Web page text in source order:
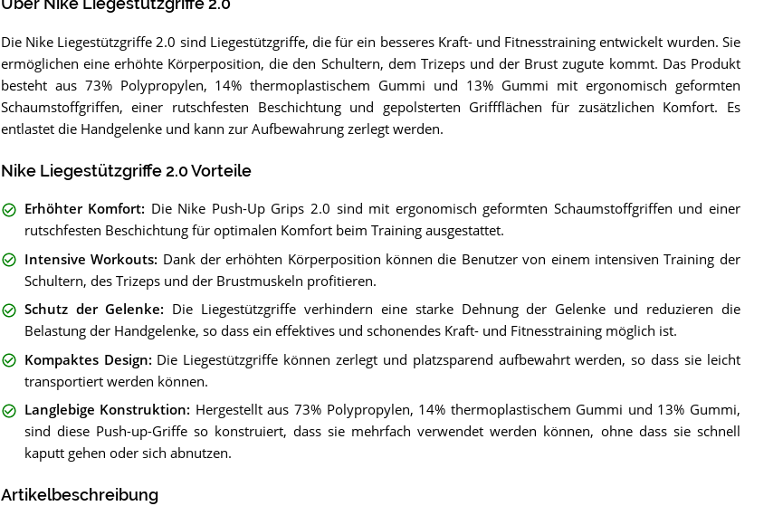
Über Nike Liegestützgriffe 2.0
Die Nike Liegestützgriffe 2.0 sind Liegestützgriffe, die für ein besseres Kraft- und Fitnesstraining entwickelt wurden. Sie
ermöglichen eine erhöhte Körperposition, die den Schultern, dem Trizeps und der Brust zugute kommt. Das Produkt
besteht aus 73% Polypropylen, 14% thermoplastischem Gummi und 13% Gummi mit ergonomisch geformten
Schaumstoffgriffen, einer rutschfesten Beschichtung und gepolsterten Griffflächen für zusätzlichen Komfort. Es
entlastet die Handgelenke und kann zur Aufbewahrung zerlegt werden.
Nike Liegestützgriffe 2.0 Vorteile
Erhöhter Komfort: Die Nike Push-Up Grips 2.0 sind mit ergonomisch geformten Schaumstoffgriffen und einer
rutschfesten Beschichtung für optimalen Komfort beim Training ausgestattet.
Intensive Workouts: Dank der erhöhten Körperposition können die Benutzer von einem intensiven Training der
Schultern, des Trizeps und der Brustmuskeln profitieren.
Schutz der Gelenke: Die Liegestützgriffe verhindern eine starke Dehnung der Gelenke und reduzieren die
Belastung der Handgelenke, so dass ein effektives und schonendes Kraft- und Fitnesstraining möglich ist.
Kompaktes Design: Die Liegestützgriffe können zerlegt und platzsparend aufbewahrt werden, so dass sie leicht
transportiert werden können.
Langlebige Konstruktion: Hergestellt aus 73% Polypropylen, 14% thermoplastischem Gummi und 13% Gummi,
sind diese Push-up-Griffe so konstruiert, dass sie mehrfach verwendet werden können, ohne dass sie schnell
kaputt gehen oder sich abnutzen.
Artikelbeschreibung